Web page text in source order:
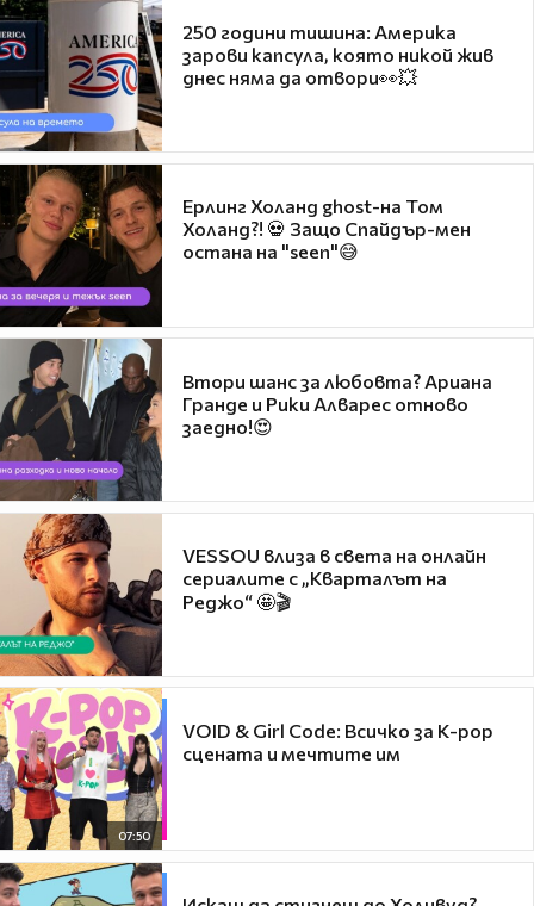
250 години тишина: Америка
зарови капсула, която никой жив
днес няма да отвори👀💥
Ерлинг Холанд ghost-на Том
Холанд?! 💀 Защо Спайдър-мен
остана на "seen"😅
Втори шанс за любовта? Ариана
Гранде и Рики Алварес отново
заедно!😍
VESSOU влиза в света на онлайн
сериалите с „Кварталът на
Реджо“ 🤩🎬
07:50
VOID & Girl Code: Всичко за K-pop
сцената и мечтите им